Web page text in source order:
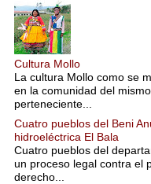
Cultura Mollo
La cultura Mollo como se
en la comunidad del
perteneciente...
Cuatro pueblos del Beni
hidroeléctrica El Bala
Cuatro pueblos del
un proceso legal contra el
derecho...